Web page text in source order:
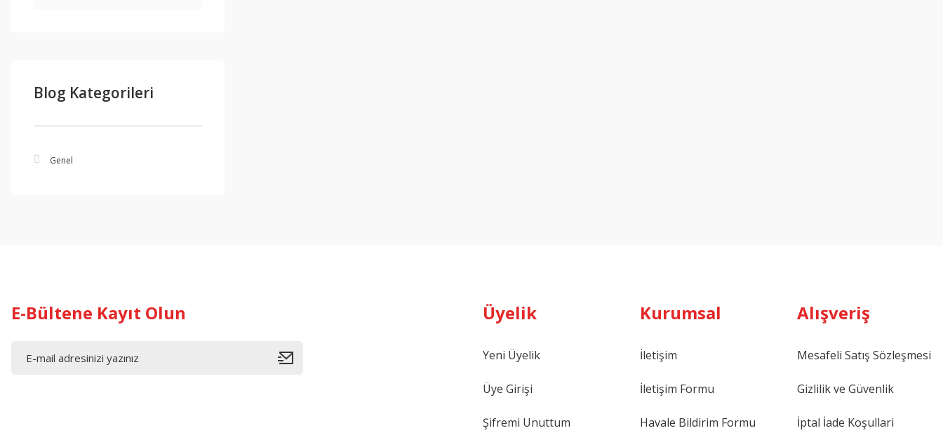
Blog Kategorileri
Genel
E-Bültene Kayıt Olun Üyelik
Yeni Üyelik
Üye Girişi
Şifremi Unuttum
Kurumsal
İletişim
İletişim Formu
Havale Bildirim Formu
Alışveriş
Mesafeli Satış Sözleşmesi
Gizlilik ve Güvenlik
İptal İade Koşullari